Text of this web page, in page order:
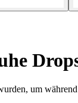
um